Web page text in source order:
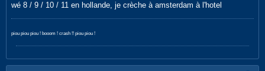
wé 8 / 9 / 10 / 11 en hollande, je crèche à amsterdam à l'hotel
piou piou piou ! booom ! crash !! piou piou !